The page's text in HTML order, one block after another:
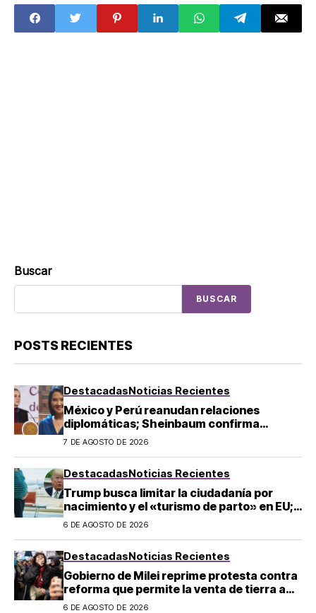
Buscar
BUSCAR
POSTS RECIENTES
DestacadasNoticias Recientes
México y Perú reanudan relaciones
diplomáticas; Sheinbaum confirma
llegada de Betssy Chávez al país
7 DE AGOSTO DE 2026
DestacadasNoticias Recientes
Trump busca limitar la ciudadanía por
nacimiento y el «turismo de parto» en EU;
¿a quién afecta?
6 DE AGOSTO DE 2026
DestacadasNoticias Recientes
Gobierno de Milei reprime protesta contra
reforma que permite la venta de tierra a
extranjeros en Argentina
6 DE AGOSTO DE 2026